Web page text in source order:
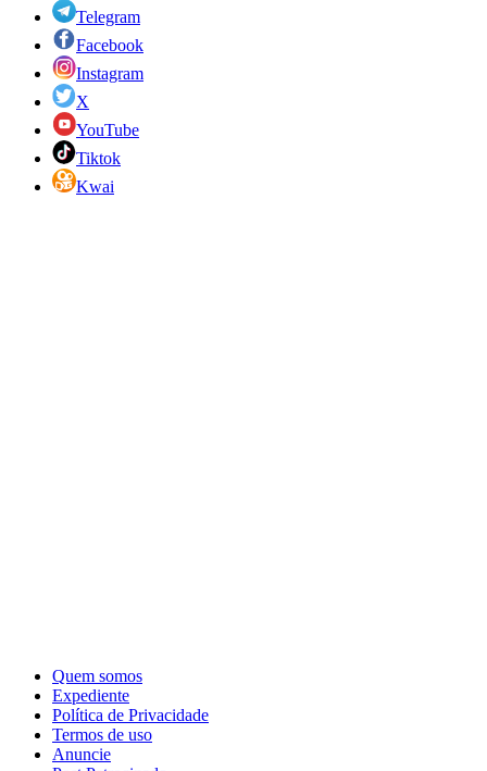
Telegram
Facebook
Instagram
X
YouTube
Tiktok
Kwai
Quem somos
Expediente
Política de Privacidade
Termos de uso
Anuncie